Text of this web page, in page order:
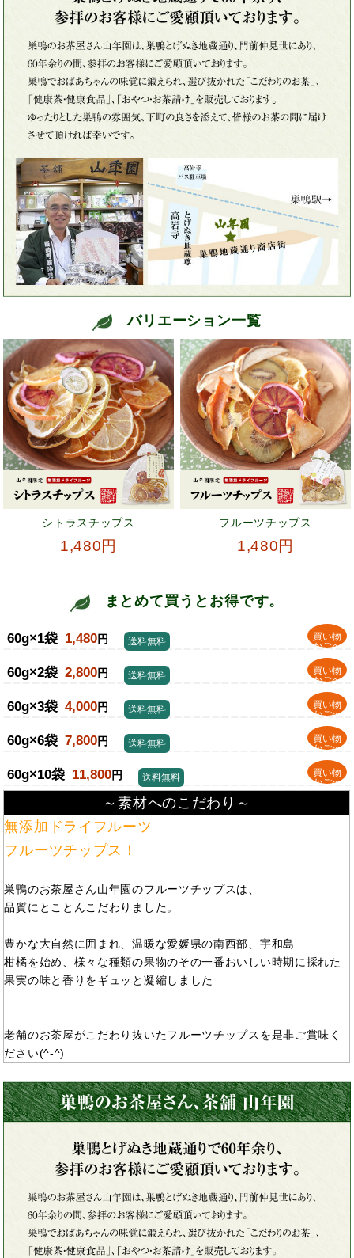
バリエーション一覧
シトラスチップス
1,480円
フルーツチップス
1,480円
まとめて買うとお得です。
60g×1袋 1,480円
買い物
かごへ
送料無料
60g×2袋 2,800円
買い物
かごへ
送料無料
60g×3袋 4,000円
買い物
かごへ
送料無料
60g×6袋 7,800円
買い物
かごへ
送料無料
60g×10袋 11,800円
買い物
かごへ
送料無料
～素材へのこだわり～
無添加ドライフルーツ
フルーツチップス！
巣鴨のお茶屋さん山年園のフルーツチップスは、
品質にとことんこだわりました。
豊かな大自然に囲まれ、温暖な愛媛県の南西部、宇和島
柑橘を始め、様々な種類の果物のその一番おいしい時期に採れた
果実の味と香りをギュッと凝縮しました
老舗のお茶屋がこだわり抜いたフルーツチップスを是非ご賞味く
ださい(^-^)